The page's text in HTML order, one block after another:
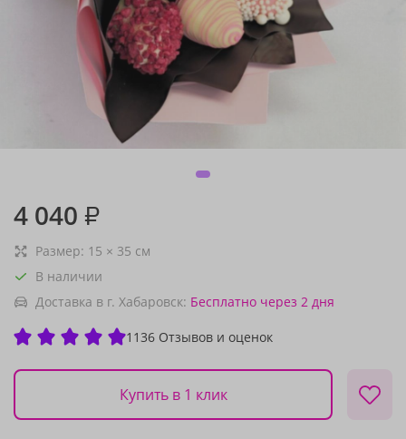
4 040 ₽
Размер: 15 × 35 см
В наличии
Доставка в г. Хабаровск: Бесплатно через 2 дня
1136 Отзывов и оценок
Купить в 1 клик